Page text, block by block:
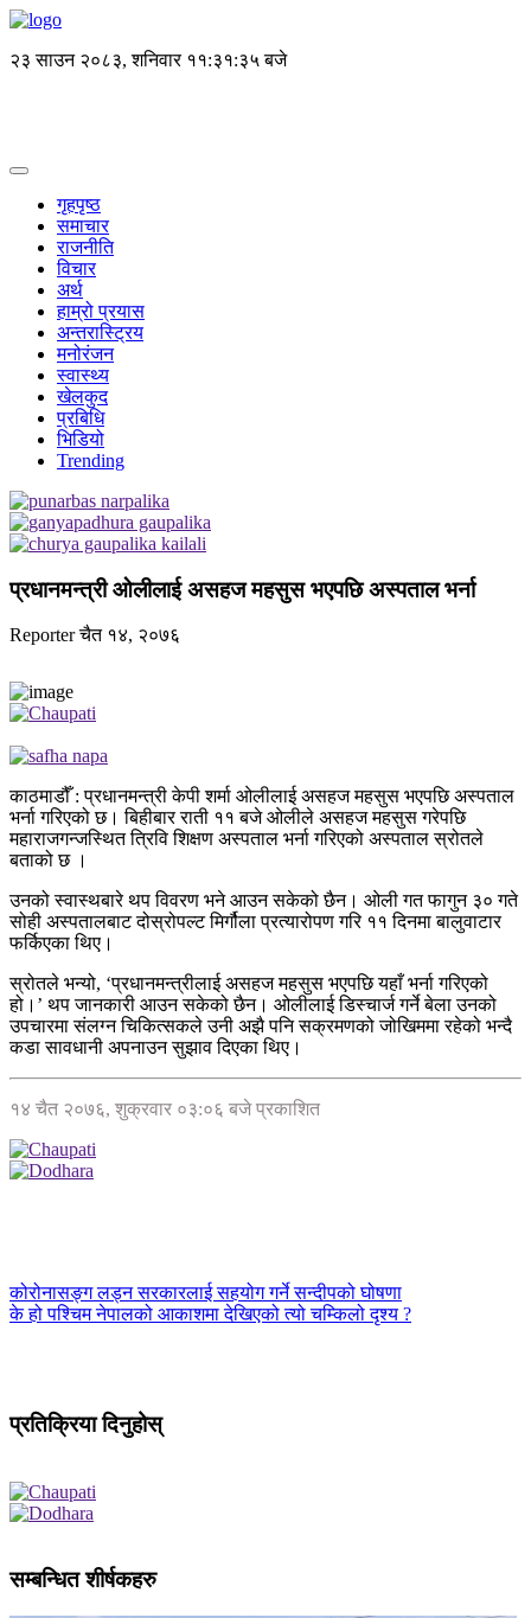
२३ साउन २०८३, शनिवार ११:३१:३६ बजे
गृहपृष्ठ
समाचार
राजनीति
विचार
अर्थ
हाम्रो प्रयास
अन्तरास्ट्रिय
मनोरंजन
स्वास्थ्य
खेलकुद
प्रबिधि
भिडियो
Trending
प्रधानमन्त्री ओलीलाई असहज महसुस भएपछि अस्पताल भर्ना
Reporterचैत १४, २०७६
काठमाडौँ : प्रधानमन्त्री केपी शर्मा ओलीलाई असहज महसुस भएपछि अस्पताल
भर्ना गरिएको छ। बिहीबार राती ११ बजे ओलीले असहज महसुस गरेपछि
महाराजगन्जस्थित त्रिवि शिक्षण अस्पताल भर्ना गरिएको अस्पताल स्रोतले
बताको छ ।
उनको स्वास्थबारे थप विवरण भने आउन सकेको छैन। ओली गत फागुन ३० गते
सोही अस्पतालबाट दोस्रोपल्ट मिर्गौला प्रत्यारोपण गरि ११ दिनमा बालुवाटार
फर्किएका थिए।
स्रोतले भन्यो, ‘प्रधानमन्त्रीलाई असहज महसुस भएपछि यहाँ भर्ना गरिएको
हो।’ थप जानकारी आउन सकेको छैन। ओलीलाई डिस्चार्ज गर्ने बेला उनको
उपचारमा संलग्न चिकित्सकले उनी अझै पनि सक्रमणको जोखिममा रहेको भन्दै
कडा सावधानी अपनाउन सुझाव दिएका थिए।
१४ चैत २०७६, शुक्रवार ०३:०६ बजे प्रकाशित
कोरोनासङ्ग लड्न सरकारलाई सहयोग गर्ने सन्दीपको घोषणा
के हो पश्चिम नेपालको आकाशमा देखिएको त्यो चम्किलो दृश्य ?
प्रतिक्रिया दिनुहोस्
सम्बन्धित शीर्षकहरु